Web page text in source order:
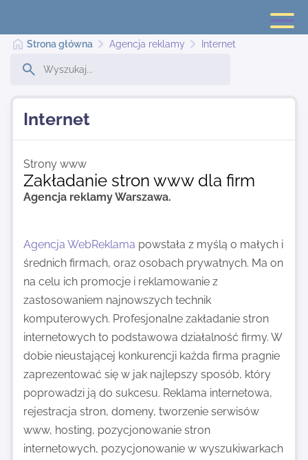
Najnowsze
Kontakt
Strona główna Agencja reklamy Internet
Internet
Strony www
Zakładanie stron www dla firm
Agencja reklamy Warszawa.
Agencja WebReklama powstała z myślą o małych i
średnich firmach, oraz osobach prywatnych. Ma on
na celu ich promocje i reklamowanie z
zastosowaniem najnowszych technik
komputerowych. Profesjonalne zakładanie stron
internetowych to podstawowa działalność firmy. W
dobie nieustającej konkurencji każda firma pragnie
zaprezentować się w jak najlepszy sposób, który
poprowadzi ją do sukcesu. Reklama internetowa,
rejestracja stron, domeny, tworzenie serwisów
www, hosting, pozycjonowanie stron
internetowych, pozycjonowanie w wyszukiwarkach